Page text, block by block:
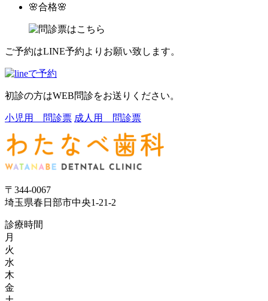
🌸合格🌸
ご予約はLINE予約よりお願い致します。
初診の方はWEB問診をお送りください。
小児用 問診票 成人用 問診票
〒344-0067
埼玉県春日部市中央1-21-2
診療時間
月
火
水
木
金